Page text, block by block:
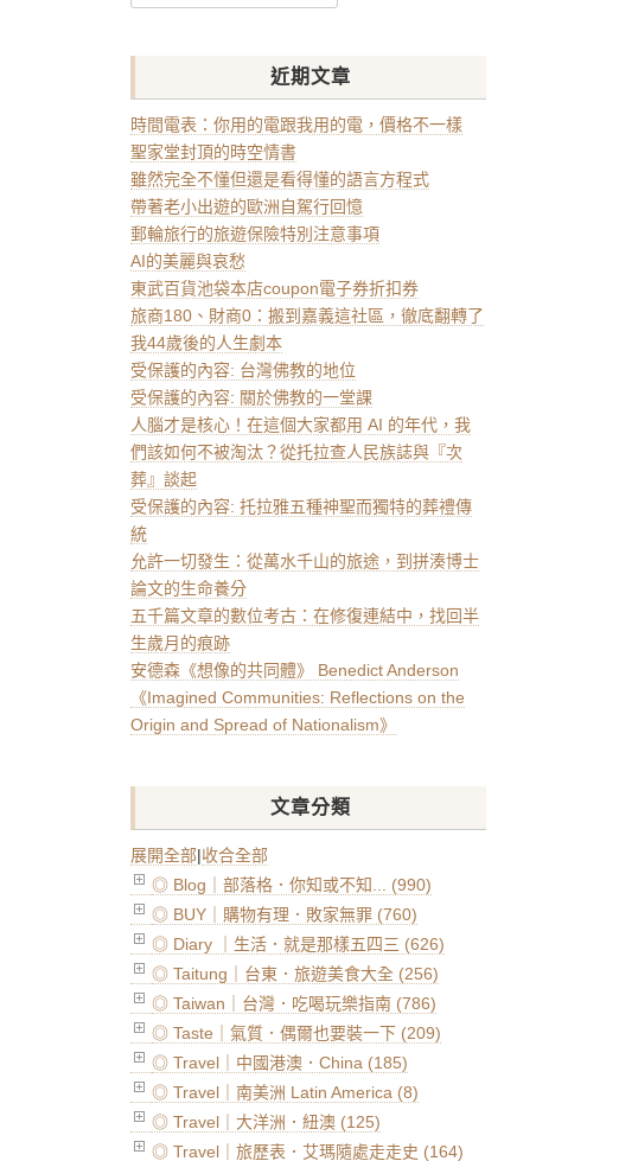
for:
近期文章
時間電表：你用的電跟我用的電，價格不一樣
聖家堂封頂的時空情書
雖然完全不懂但還是看得懂的語言方程式
帶著老小出遊的歐洲自駕行回憶
郵輪旅行的旅遊保險特別注意事項
AI的美麗與哀愁
東武百貨池袋本店coupon電子券折扣券
旅商180、財商0：搬到嘉義這社區，徹底翻轉了
我44歲後的人生劇本
受保護的內容: 台灣佛教的地位
受保護的內容: 關於佛教的一堂課
人腦才是核心！在這個大家都用 AI 的年代，我
們該如何不被淘汰？從托拉查人民族誌與『次
葬』談起
受保護的內容: 托拉雅五種神聖而獨特的葬禮傳
統
允許一切發生：從萬水千山的旅途，到拼湊博士
論文的生命養分
五千篇文章的數位考古：在修復連結中，找回半
生歲月的痕跡
安德森《想像的共同體》 Benedict Anderson
《Imagined Communities: Reflections on the
Origin and Spread of Nationalism》
文章分類
展開全部|收合全部
◎ Blog｜部落格．你知或不知... (990)
◎ BUY｜購物有理．敗家無罪 (760)
◎ Diary ｜生活．就是那樣五四三 (626)
◎ Taitung｜台東．旅遊美食大全 (256)
◎ Taiwan｜台灣．吃喝玩樂指南 (786)
◎ Taste｜氣質．偶爾也要裝一下 (209)
◎ Travel｜中國港澳．China (185)
◎ Travel｜南美洲 Latin America (8)
◎ Travel｜大洋洲．紐澳 (125)
◎ Travel｜旅歷表．艾瑪隨處走走史 (164)